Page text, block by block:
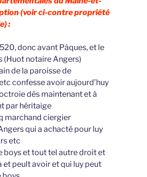
(voir ci-contre propriété
:
donc avant Pâques, et le
(Huot notaire Angers)
de la paroisse de
confesse avoir aujourd’huy
dès maintenant et à
par héritaige
marchand ciergier
qui a achacté pour luy
etc
boys et tout tel autre droit et
peult avoir et qui luy peut